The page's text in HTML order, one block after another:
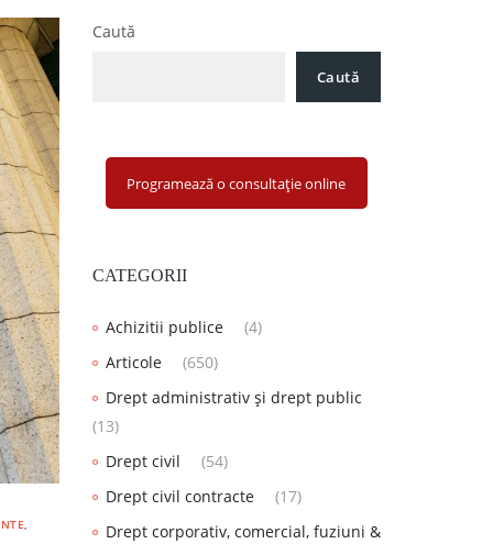
Caută
Caută
Programează o consultație online
CATEGORII
Achizitii publice
(4)
Articole
(650)
Drept administrativ și drept public
(13)
Drept civil
(54)
Drept civil contracte
(17)
Drept corporativ, comercial, fuziuni &